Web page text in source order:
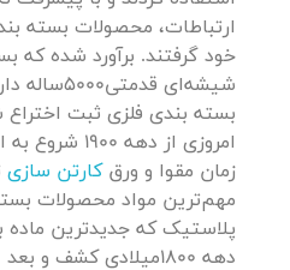
ارتباطات، محصولات بسته
خود گرفتند. برآورد شده که
بسته بندی فلزی ثبت
امروزی از
زمان مقوا و ورقکارتن سازی
مهم‌ترین مواد محصولات
پلاستیک که جدیدترین
دهه 1800میلادی کشف